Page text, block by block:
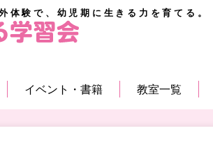
体験で、幼児期に生きる力を育てる。
イベント・書籍 教室一覧